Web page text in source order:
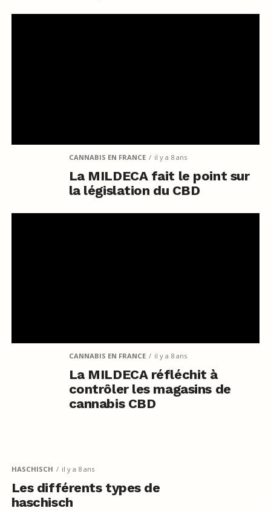
CANNABIS EN FRANCE il y a 8 ans
La MILDECA fait le point sur
la législation du CBD
CANNABIS EN FRANCE il y a 8 ans
La MILDECA réfléchit à
contrôler les magasins de
cannabis CBD
HASCHISCH il y a 8 ans
Les différents types de
haschisch